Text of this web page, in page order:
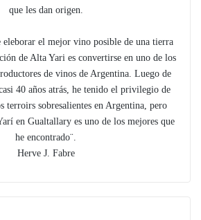
que les dan origen.
eleborar el mejor vino posible de una tierra
de Alta Yari es convertirse en uno de los
de vinos de Argentina. Luego de
40 años atrás, he tenido el privilegio de
terroirs sobresalientes en Argentina, pero
en Gualtallary es uno de los mejores que
he encontrado¨.
Herve J. Fabre